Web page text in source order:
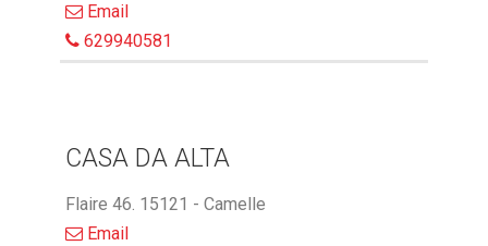
Email
629940581
CASA DA ALTA
Flaire 46. 15121 - Camelle
Email